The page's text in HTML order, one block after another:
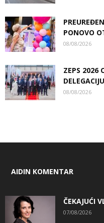
PONOVO
08/08/2026
ZEPS 2026
08/08/2026
AIDIN KOMENTAR
ČEKAJUĆI
07/08/2026